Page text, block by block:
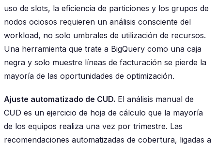
uso de slots, la eficiencia de particiones y los grupos de
nodos ociosos requieren un análisis consciente del
workload, no solo umbrales de utilización de recursos.
Una herramienta que trate a BigQuery como una caja
negra y solo muestre líneas de facturación se pierde la
mayoría de las oportunidades de optimización.
Ajuste automatizado de CUD. El análisis manual de
CUD es un ejercicio de hoja de cálculo que la mayoría
de los equipos realiza una vez por trimestre. Las
recomendaciones automatizadas de cobertura, ligadas a